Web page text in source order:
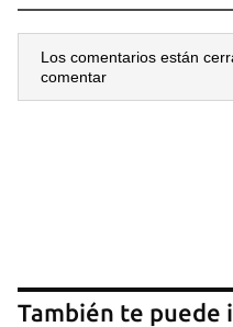
Los comentarios están
comentar
También te puede